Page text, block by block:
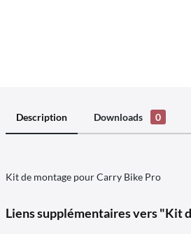
Description Downloads 0
Kit de montage pour Carry Bike Pro
Liens supplémentaires vers "Kit